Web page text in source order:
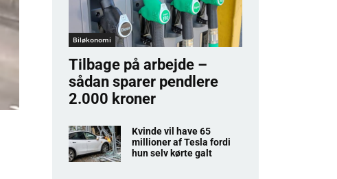
Biløkonomi
Tilbage på arbejde –
sådan sparer pendlere
2.000 kroner
Kvinde vil have 65
millioner af Tesla fordi
hun selv kørte galt